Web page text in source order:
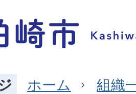
ホーム 組織